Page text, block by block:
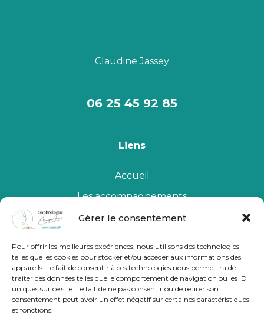
Gérer le consentement
Pour offrir les meilleures expériences, nous utilisons des technologies
telles que les cookies pour stocker et/ou accéder aux informations des
appareils. Le fait de consentir à ces technologies nous permettra de
traiter des données telles que le comportement de navigation ou les ID
uniques sur ce site. Le fait de ne pas consentir ou de retirer son
consentement peut avoir un effet négatif sur certaines caractéristiques
et fonctions.
Claudine Jassey
06 25 45 92 85
Liens
Accueil
Les accompagnements
Qui suis-je
Me contacter